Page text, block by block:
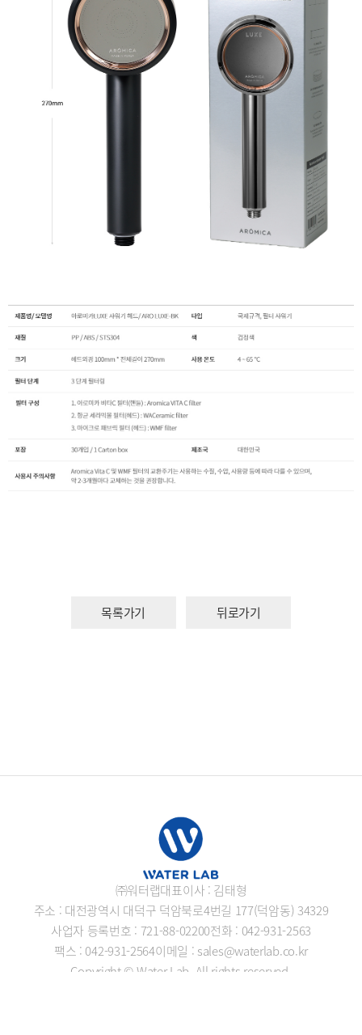
목록가기 뒤로가기
㈜워터랩대표이사 : 김태형
주소 : 대전광역시 대덕구 덕암북로4번길 177(덕암동) 34329
사업자 등록번호 : 721-88-02200전화 : 042-931-2563
팩스 : 042-931-2564이메일 : sales@waterlab.co.kr
Copyright © Water Lab. All rights reserved.